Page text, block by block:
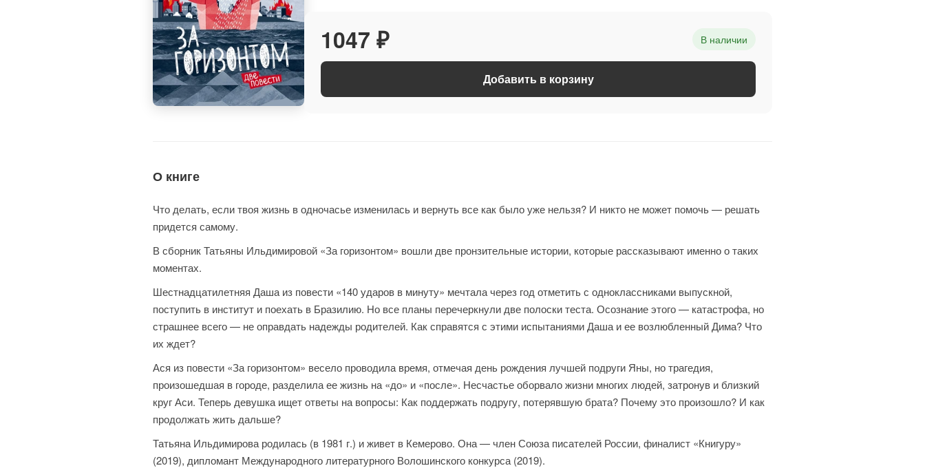
1047 ₽ В наличии
Добавить в корзину
О книге
Что делать, если твоя жизнь в одночасье изменилась и вернуть все как было уже нельзя? И никто не может помочь — решать
придется самому.
В сборник Татьяны Ильдимировой «За горизонтом» вошли две пронзительные истории, которые рассказывают именно о таких
моментах.
Шестнадцатилетняя Даша из повести «140 ударов в минуту» мечтала через год отметить с одноклассниками выпускной,
поступить в институт и поехать в Бразилию. Но все планы перечеркнули две полоски теста. Осознание этого — катастрофа, но
страшнее всего — не оправдать надежды родителей. Как справятся с этими испытаниями Даша и ее возлюбленный Дима? Что
их ждет?
Ася из повести «За горизонтом» весело проводила время, отмечая день рождения лучшей подруги Яны, но трагедия,
произошедшая в городе, разделила ее жизнь на «до» и «после». Несчастье оборвало жизни многих людей, затронув и близкий
круг Аси. Теперь девушка ищет ответы на вопросы: Как поддержать подругу, потерявшую брата? Почему это произошло? И как
продолжать жить дальше?
Татьяна Ильдимирова родилась (в 1981 г.) и живет в Кемерово. Она — член Союза писателей России, финалист «Книгуру»
(2019), дипломант Международного литературного Волошинского конкурса (2019).